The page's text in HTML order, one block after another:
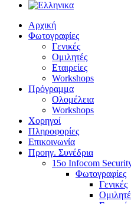
Αρχική
Φωτογραφίες
Γενικές
Ομιλητές
Εταιρείες
Workshops
Πρόγραμμα
Ολομέλεια
Workshops
Χορηγοί
Πληροφορίες
Επικοινωνία
Προηγ. Συνέδρια
15o Infocom
Φωτογραφίες
Γενικές